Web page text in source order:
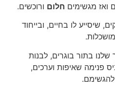
ואז מגשימים חלום ורוכשים.
שיסייע לו בחיים, ובייחוד
שלנו בתור בוגרים, לבנות
פנימה שאיפות וערכים,